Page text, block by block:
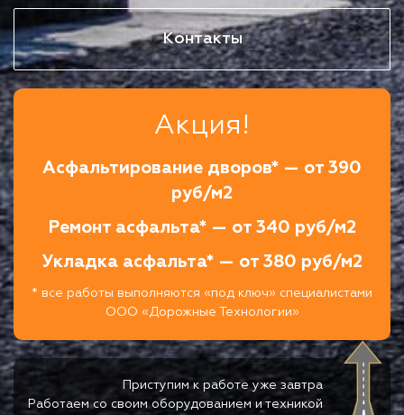
Контакты
Акция!
Асфальтирование дворов* — от 390
руб/м2
Ремонт асфальта* — от 340 руб/м2
Укладка асфальта* — от 380 руб/м2
* все работы выполняются «под ключ» специалистами
ООО «Дорожные Технологии»
Приступим к работе уже завтра
Работаем со своим оборудованием и техникой